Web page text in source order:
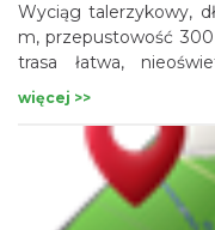
Wyciąg talerzykowy,
m, przepustowość
trasa łatwa,
sprzętu narciarskiego,
więcej >>